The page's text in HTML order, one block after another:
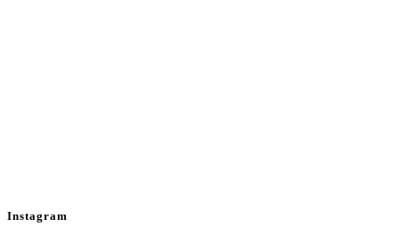
Instagram